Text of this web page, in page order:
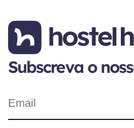
Subscreva o